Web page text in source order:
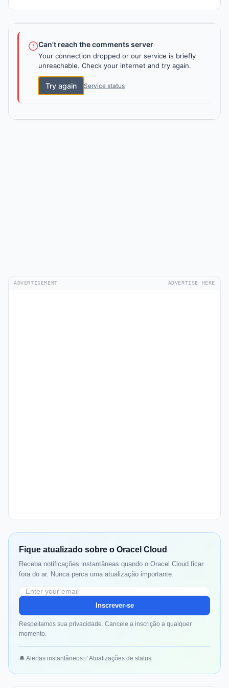
Can't reach the comments server
Your connection dropped or our service is briefly
unreachable. Check your internet and try again.
Try again Service status
ADVERTISEMENT ADVERTISE HERE
Fique atualizado sobre o Oracel Cloud
Receba notificações instantâneas quando o Oracel Cloud ficar
fora do ar. Nunca perca uma atualização importante.
Inscrever-se
Respeitamos sua privacidade. Cancele a inscrição a qualquer
momento.
🔔 Alertas instantâneos✅ Atualizações de status